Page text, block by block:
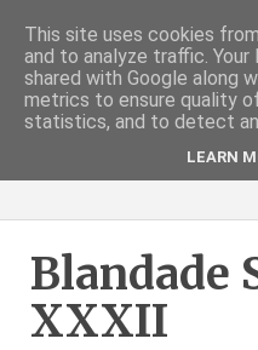
Blandade
XXXII
This site uses cookies
and to analyze traffic.
shared with Google along
metrics to ensure quality
statistics, and to detect
LEARN